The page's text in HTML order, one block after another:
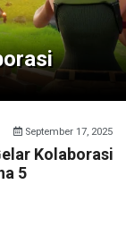
September 17, 2025
Kolaborasi
5